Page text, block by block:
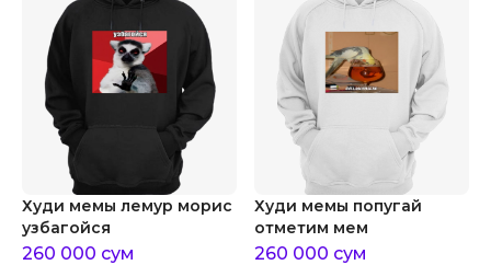
Худи мемы лемур морис
узбагойся
260 000 сум
Худи мемы попугай
отметим мем
260 000 сум